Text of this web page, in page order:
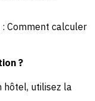
Comment calculer
?
hôtel, utilisez la